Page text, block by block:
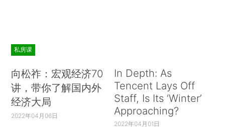
私房课
向松祚：宏观经济70
讲，带你了解国内外
经济大局
2022年04月06日
In Depth: As
Tencent Lays Off
Staff, Is Its ‘Winter’
Approaching?
2022年04月01日